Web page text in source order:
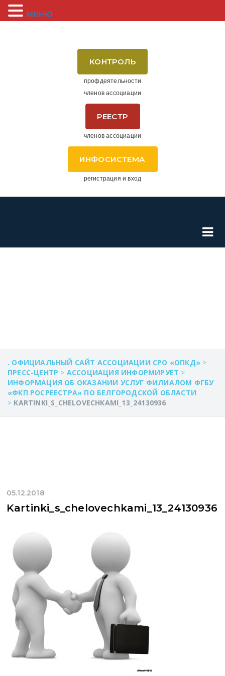
КОНТРОЛЬ
профдеятельности
членов ассоциации
РЕЕСТР
членов ассоциации
ИНФОСИСТЕМА
регистрация и вход
. ОФИЦИАЛЬНЫЙ САЙТ АССОЦИАЦИИ СРО «ОПКД» >
ПРЕСС-ЦЕНТР > АССОЦИАЦИЯ ИНФОРМИРУЕТ >
ИНФОРМАЦИЯ ОБ ОКАЗАНИИ УСЛУГ ФИЛИАЛОМ ФГБУ
«ФКП РОСРЕЕСТРА» ПО БЕЛГОРОДСКОЙ ОБЛАСТИ
> KARTINKI_S_CHELOVECHKAMI_13_24130936
05.12.2018
Kartinki_s_chelovechkami_13_24130936
меню